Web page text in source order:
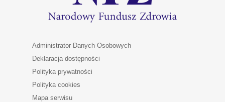
Administrator Danych Osobowych
Deklaracja dostępności
Polityka prywatności
Polityka cookies
Mapa serwisu